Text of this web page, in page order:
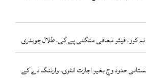
کرو، فیئر معافی منگنی پے گی، طلال چوہدری
حدود وچ بغیر اجازت انٹری، وارننگ دے کے